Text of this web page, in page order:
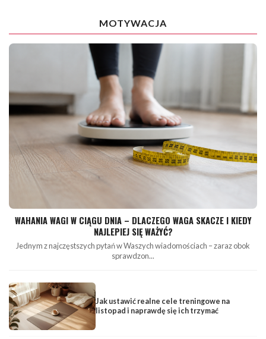
MOTYWACJA
WAHANIA WAGI W CIĄGU DNIA – DLACZEGO WAGA SKACZE I KIEDY
NAJLEPIEJ SIĘ WAŻYĆ?
Jednym z najczęstszych pytań w Waszych wiadomościach – zaraz obok
sprawdzon...
Jak ustawić realne cele treningowe na
listopad i naprawdę się ich trzymać